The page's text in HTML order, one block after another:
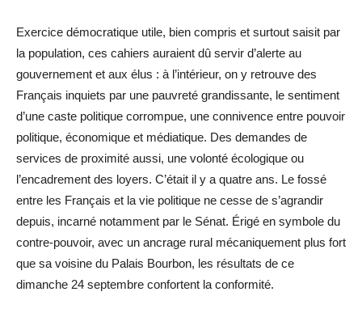
Exercice démocratique utile, bien compris et surtout saisit par
la population, ces cahiers auraient dû servir d’alerte au
gouvernement et aux élus : à l’intérieur, on y retrouve des
Français inquiets par une pauvreté grandissante, le sentiment
d’une caste politique corrompue, une connivence entre pouvoir
politique, économique et médiatique. Des demandes de
services de proximité aussi, une volonté écologique ou
l’encadrement des loyers. C’était il y a quatre ans. Le fossé
entre les Français et la vie politique ne cesse de s’agrandir
depuis, incarné notamment par le Sénat. Érigé en symbole du
contre-pouvoir, avec un ancrage rural mécaniquement plus fort
que sa voisine du Palais Bourbon, les résultats de ce
dimanche 24 septembre confortent la conformité.